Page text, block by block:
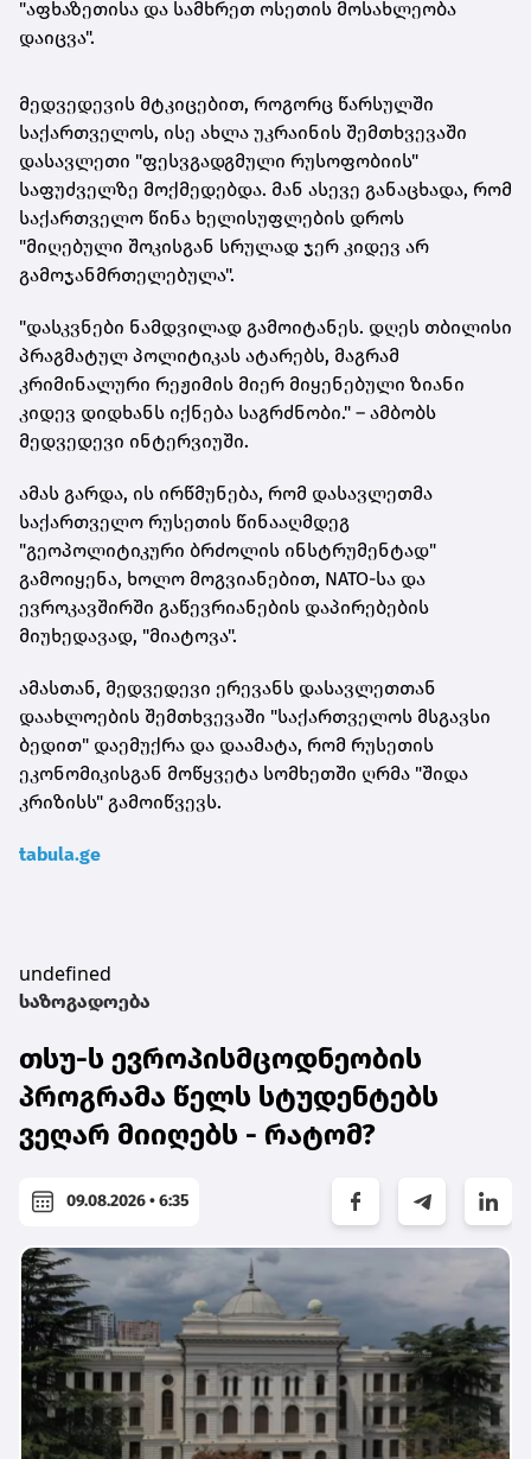
"აფხაზეთისა და სამხრეთ ოსეთის მოსახლეობა
დაიცვა".
მედვედევის მტკიცებით, როგორც წარსულში
საქართველოს, ისე ახლა უკრაინის შემთხვევაში
დასავლეთი "ფესვგადგმული რუსოფობიის"
საფუძველზე მოქმედებდა. მან ასევე განაცხადა, რომ
საქართველო წინა ხელისუფლების დროს
"მიღებული შოკისგან სრულად ჯერ კიდევ არ
გამოჯანმრთელებულა".
"დასკვნები ნამდვილად გამოიტანეს. დღეს თბილისი
პრაგმატულ პოლიტიკას ატარებს, მაგრამ
კრიმინალური რეჟიმის მიერ მიყენებული ზიანი
კიდევ დიდხანს იქნება საგრძნობი." – ამბობს
მედვედევი ინტერვიუში.
ამას გარდა, ის ირწმუნება, რომ დასავლეთმა
საქართველო რუსეთის წინააღმდეგ
"გეოპოლიტიკური ბრძოლის ინსტრუმენტად"
გამოიყენა, ხოლო მოგვიანებით, NATO-სა და
ევროკავშირში გაწევრიანების დაპირებების
მიუხედავად, "მიატოვა".
ამასთან, მედვედევი ერევანს დასავლეთთან
დაახლოების შემთხვევაში "საქართველოს მსგავსი
ბედით" დაემუქრა და დაამატა, რომ რუსეთის
ეკონომიკისგან მოწყვეტა სომხეთში ღრმა "შიდა
კრიზისს" გამოიწვევს.
tabula.ge
undefined
საზოგადოება
თსუ-ს ევროპისმცოდნეობის
პროგრამა წელს სტუდენტებს
ვეღარ მიიღებს - რატომ?
09.08.2026 • 6:35